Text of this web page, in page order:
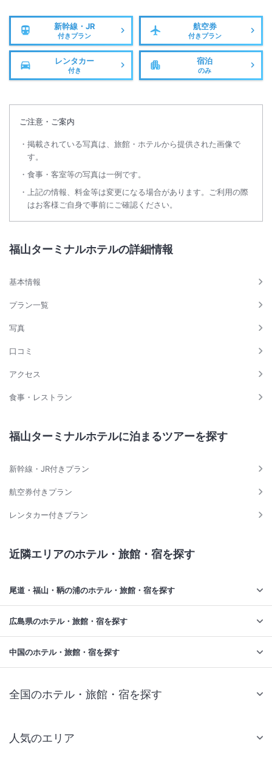
新幹線・JR
付きプラン
航空券
付きプラン
レンタカー
付き
宿泊
のみ
ご注意・ご案内
掲載されている写真は、旅館・ホテルから提供された画像で
す。
食事・客室等の写真は一例です。
上記の情報、料金等は変更になる場合があります。ご利用の際
はお客様ご自身で事前にご確認ください。
福山ターミナルホテルの詳細情報
基本情報
プラン一覧
写真
口コミ
アクセス
食事・レストラン
福山ターミナルホテルに泊まるツアーを探す
新幹線・JR付きプラン
航空券付きプラン
レンタカー付きプラン
近隣エリアのホテル・旅館・宿を探す
尾道・福山・鞆の浦のホテル・旅館・宿を探す
広島県のホテル・旅館・宿を探す
中国のホテル・旅館・宿を探す
全国のホテル・旅館・宿を探す
人気のエリア